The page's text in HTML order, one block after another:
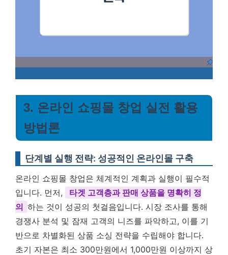
3. 온라인 쇼핑몰 창업 실전 활용
방법론
단계별 실행 전략: 성공적인 온라인몰 구축
온라인 쇼핑몰 창업은 체계적인 계획과 실행이 필수적
입니다. 먼저,
타겟 고객층과 판매 상품을 명확히 정
의 하는 것이 성공의 첫걸음입니다. 시장 조사를 통해
경쟁사 분석 및 잠재 고객의 니즈를 파악하고, 이를 기
반으로 차별화된 상품 소싱 전략을 수립해야 합니다.
초기 자본은 최소 300만원에서 1,000만원 이상까지 상